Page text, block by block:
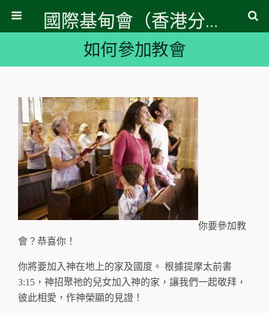
國際基甸會（香港分會）
如何參加教會
你要參加教
會？恭喜你！
你將要加入神在地上的家及國度。 根據提摩太前書
3:15，神招聚祂的兒女加入神的家，讓我們一起敬拜，
彼此相愛，作神榮顯的見證！